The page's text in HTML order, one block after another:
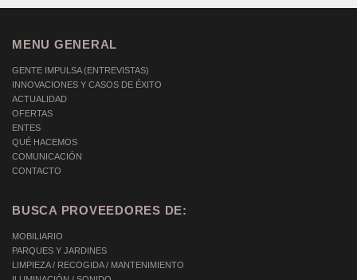
MENU GENERAL
GENTE IMPULSA (ENTREVISTAS)
INNOVACIONES Y CASOS DE ÉXITO
ACTUALIDAD
OFERTAS
ENTES
QUÉ HACEMOS
COMUNICACIÓN
CONTACTO
BUSCA PROVEEDORES DE:
MOBILIARIO
PARQUES Y JARDINES
LIMPIEZA / RECOGIDA / MANTENIMIENTO